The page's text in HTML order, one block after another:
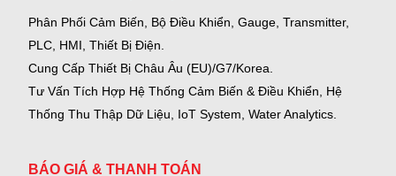
Phân Phối Cảm Biến, Bộ Điều Khiển, Gauge, Transmitter,
PLC, HMI, Thiết Bị Điện.
Cung Cấp Thiết Bị Châu Âu (EU)/G7/Korea.
Tư Vấn Tích Hợp Hệ Thống Cảm Biến & Điều Khiển, Hệ
Thống Thu Thập Dữ Liệu, IoT System, Water Analytics.
BÁO GIÁ & THANH TOÁN